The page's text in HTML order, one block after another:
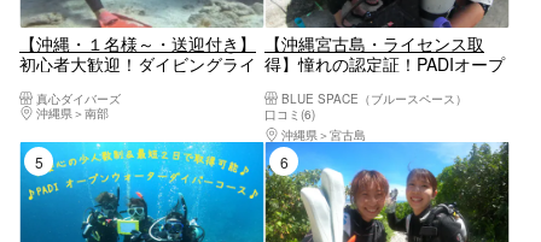
【沖縄・１名様～・送迎付き】
初心者大歓迎！ダイビングライ
OK☆最短1.5日オープンウォー
ターコース
真心ダイバーズ
沖縄県
南部
【沖縄宮古島・ライセンス取
得】憧れの認定証！PADIオープ
日間プラン
BLUE SPACE（ブルースペース）
口コミ(6)
沖縄県
宮古島
5位 6位